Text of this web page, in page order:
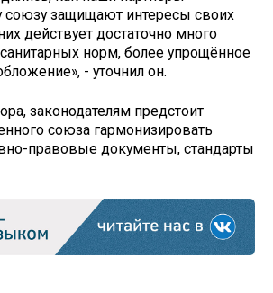
защищают интересы своих
действует достаточно много
норм, более упрощённое
- уточнил он.
законодателям предстоит
союза гармонизировать
правовые документы, стандарты